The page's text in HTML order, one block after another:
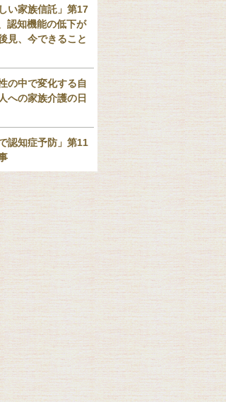
い家族信託」第17
認知機能の低下が
見、今できること
の中で変化する自
への家族介護の日
認知症予防」第11